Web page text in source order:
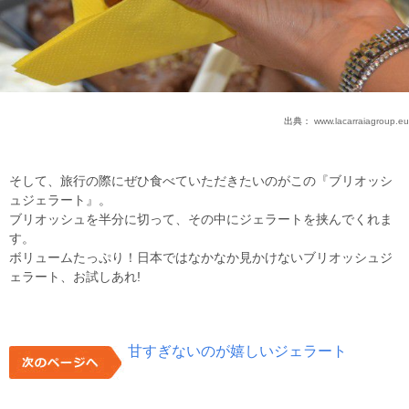
出典： www.lacarraiagroup.eu
そして、旅行の際にぜひ食べていただきたいのがこの『ブリオッシ
ュジェラート』。
ブリオッシュを半分に切って、その中にジェラートを挟んでくれま
す。
ボリュームたっぷり！日本ではなかなか見かけないブリオッシュジ
ェラート、お試しあれ!
甘すぎないのが嬉しいジェラート